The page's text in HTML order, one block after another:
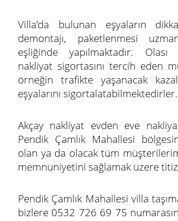
Villa’da bulunan eşyaların
demontajı, paketlenmesi
eşliğinde yapılmaktadır. Olası
nakliyat sigortasını tercih eden
örneğin trafikte yaşanacak
eşyalarını sigortalatabilmektedirler.
Akçay nakliyat evden eve
Pendik Çamlık Mahallesi
olan ya da olacak tüm
memnuniyetini sağlamak üzere
Pendik Çamlık Mahallesi villa
bizlere 0532 726 69 75